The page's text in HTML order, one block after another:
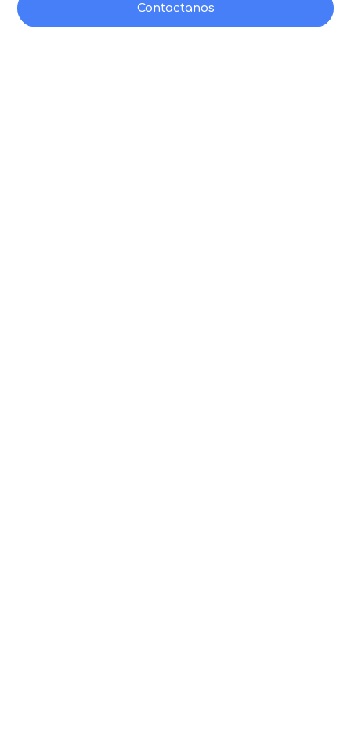
Contactanos